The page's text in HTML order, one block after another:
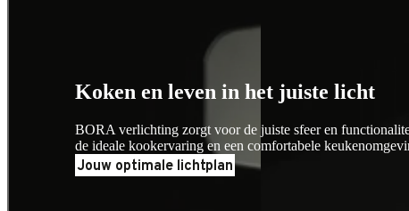
Koken en leven in het juiste licht
BORA verlichting zorgt voor de juiste sfeer en
de ideale kookervaring en een comfortabele
Jouw optimale lichtplan